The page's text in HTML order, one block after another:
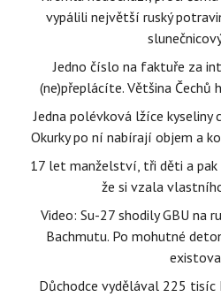
vypálili největší ruský
Jedno číslo na faktuře za
(ne)přeplácíte. Většina Čechů
Jedna polévková lžíce kyseliny
Okurky po ní nabírají objem a
17 let manželství, tři děti a
že si vzala
Video: Su-27 shodily GBU na
Bachmutu. Po mohutné
Důchodce vydělával 225 tisíc